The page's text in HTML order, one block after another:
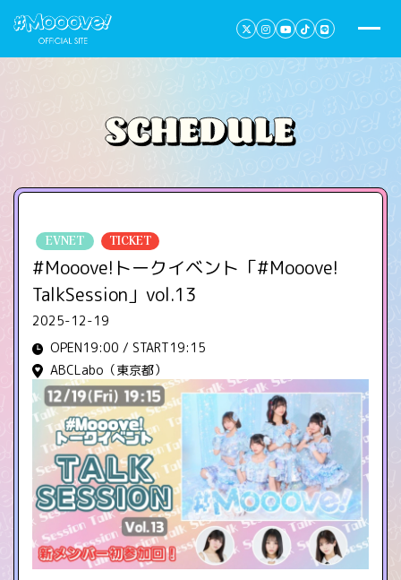
EVNET TICKET
#Mooove!トークイベント「#Mooove!
TalkSession」vol.13
2025-12-19
OPEN19:00 / START19:15
ABCLabo（東京都）